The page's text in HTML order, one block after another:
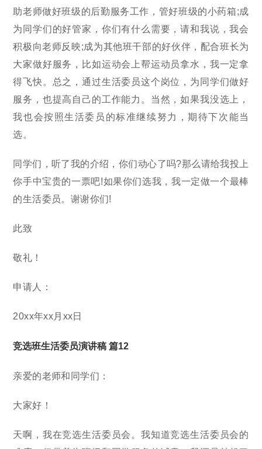
助老师做好班级的后勤服务工作，管好班级的小药箱;成
为同学们的好管家，你们有什么需要，请和我说，我会
积极向老师反映;成为其他班干部的好伙伴，配合班长为
大家做好服务，比如运动会上帮运动员拿水，我一定拿
得飞快。总之，通过生活委员这个岗位，为同学们做好
服务，也提高自己的工作能力。当然，如果我没选上，
我也会按照生活委员的标准继续努力，期待下次能当
选。
同学们，听了我的介绍，你们动心了吗?那么请给我投上
你手中宝贵的一票吧!如果你们选我，我一定做一个最棒
的生活委员。谢谢你们!
此致
敬礼！
申请人：
20xx年xx月xx日
竞选班生活委员演讲稿 篇12
亲爱的老师和同学们：
大家好！
天啊，我在竞选生活委员会。我知道竞选生活委员会的